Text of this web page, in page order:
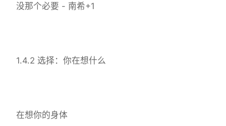
没那个必要 - 南希+1
1.4.2 选择：你在想什么
在想你的身体